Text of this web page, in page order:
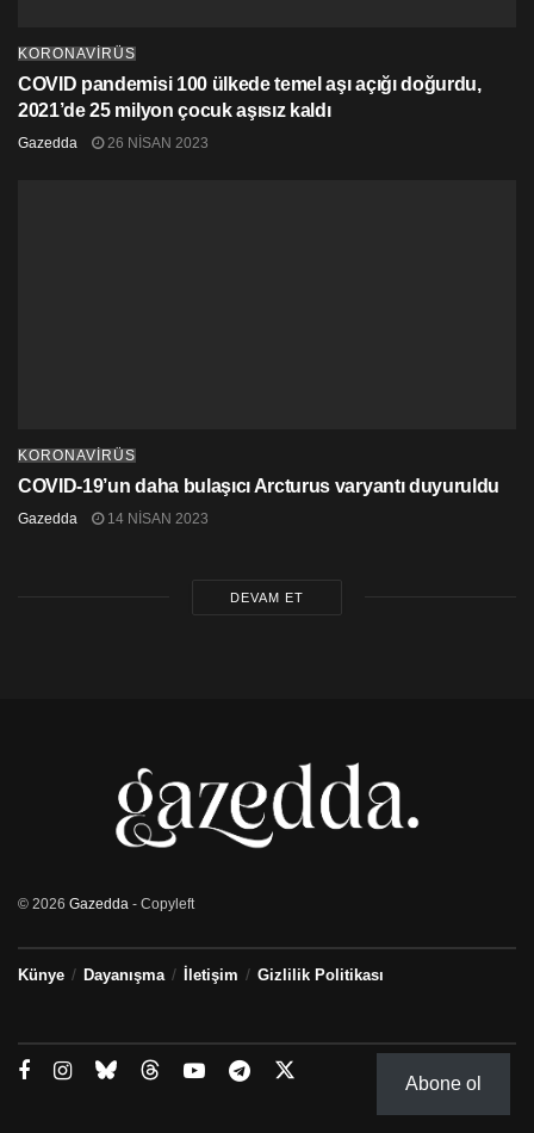
KORONAVİRÜS
COVID pandemisi 100 ülkede temel aşı açığı doğurdu,
2021’de 25 milyon çocuk aşısız kaldı
Gazedda 26 NISAN 2023
KORONAVİRÜS
COVID-19’un daha bulaşıcı Arcturus varyantı duyuruldu
Gazedda 14 NISAN 2023
DEVAM ET
© 2026 Gazedda - Copyleft
Künye Dayanışma İletişim Gizlilik Politikası
Abone ol